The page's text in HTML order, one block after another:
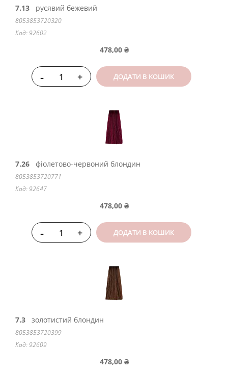
7.13 русявий бежевий
8053853720320
Код: 92602
478,00 ₴
- + ДОДАТИ В КОШИК
7.26 фіолетово-червоний блондин
8053853720771
Код: 92647
478,00 ₴
- + ДОДАТИ В КОШИК
7.3 золотистий блондин
8053853720399
Код: 92609
478,00 ₴